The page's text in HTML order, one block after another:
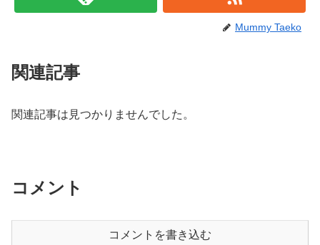
Mummy Taeko
関連記事
関連記事は見つかりませんでした。
コメント
コメントを書き込む